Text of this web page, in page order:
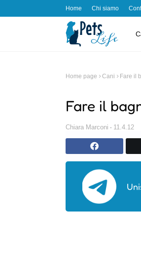
Home Chi siamo
Home page Cani Fare il
Fare il
Chiara Marconi 11.4.12